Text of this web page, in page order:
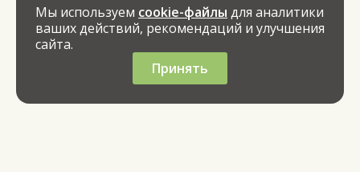
Мы используем cookie-файлы для аналитики
ваших действий, рекомендаций и улучшения
сайта.
Принять